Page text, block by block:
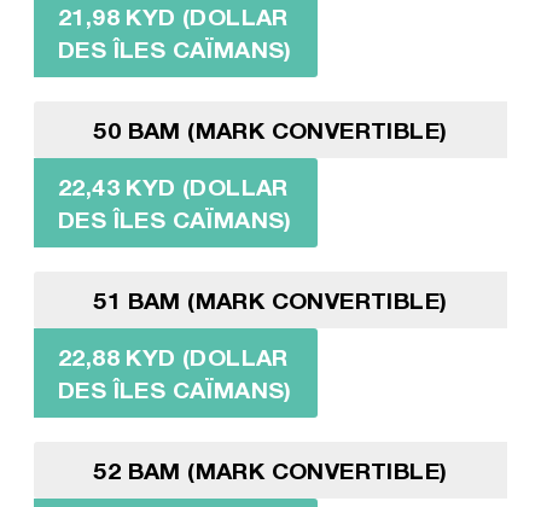
21,98 KYD (DOLLAR
DES ÎLES CAÏMANS)
50 BAM (MARK CONVERTIBLE)
22,43 KYD (DOLLAR
DES ÎLES CAÏMANS)
51 BAM (MARK CONVERTIBLE)
22,88 KYD (DOLLAR
DES ÎLES CAÏMANS)
52 BAM (MARK CONVERTIBLE)